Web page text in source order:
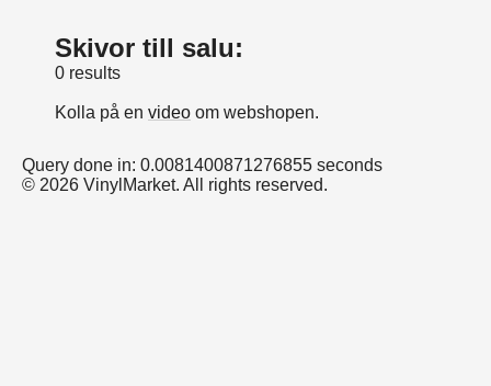
Skivor till salu:
0 results
Kolla på en video om webshopen.
Query done in: 0.0081400871276855 seconds
© 2026 VinylMarket. All rights reserved.